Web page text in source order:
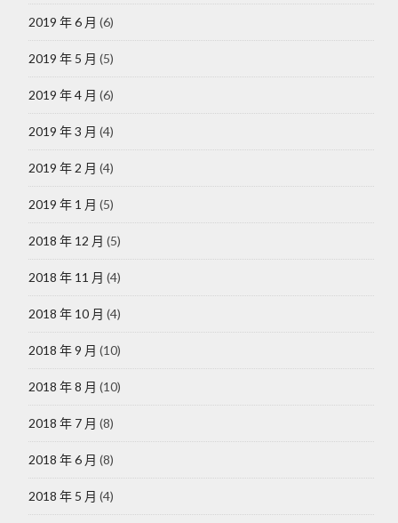
2019 年 6 月 (6)
2019 年 5 月 (5)
2019 年 4 月 (6)
2019 年 3 月 (4)
2019 年 2 月 (4)
2019 年 1 月 (5)
2018 年 12 月 (5)
2018 年 11 月 (4)
2018 年 10 月 (4)
2018 年 9 月 (10)
2018 年 8 月 (10)
2018 年 7 月 (8)
2018 年 6 月 (8)
2018 年 5 月 (4)